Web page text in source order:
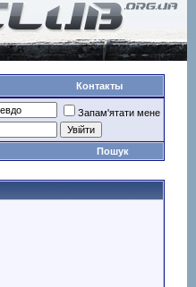
Контакты
Запам'ятати мене
Пошук